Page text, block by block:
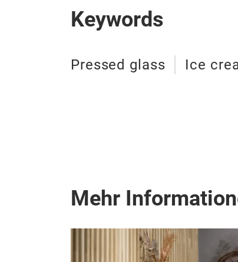
Keywords
Pressed glass Ice
Mehr